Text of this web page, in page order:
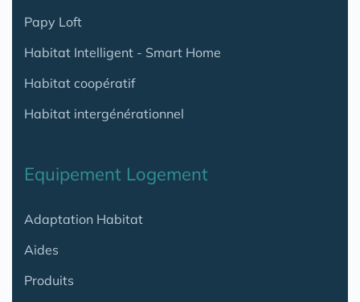
Papy Loft
Habitat Intelligent - Smart Home
Habitat coopératif
Habitat intergénérationnel
Equipement Logement
Adaptation Habitat
Aides
Produits